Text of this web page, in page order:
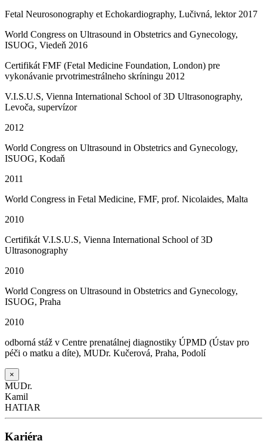
Fetal Neurosonography et Echokardiography, Lučivná, lektor2017
World Congress on Ultrasound in Obstetrics and Gynecology,
ISUOG, Viedeň 2016
Certifikát FMF (Fetal Medicine Foundation, London) pre
vykonávanie prvotrimestrálneho skríningu 2012
V.I.S.U.S, Vienna International School of 3D Ultrasonography,
Levoča, supervízor
2012
World Congress on Ultrasound in Obstetrics and Gynecology,
ISUOG, Kodaň
2011
World Congress in Fetal Medicine, FMF, prof. Nicolaides, Malta
2010
Certifikát V.I.S.U.S, Vienna International School of 3D
Ultrasonography
2010
World Congress on Ultrasound in Obstetrics and Gynecology,
ISUOG, Praha
2010
odborná stáž v Centre prenatálnej diagnostiky ÚPMD (Ústav pro
péči o matku a díte), MUDr. Kučerová, Praha, Podolí
×
MUDr.
Kamil
HATIAR
Kariéra